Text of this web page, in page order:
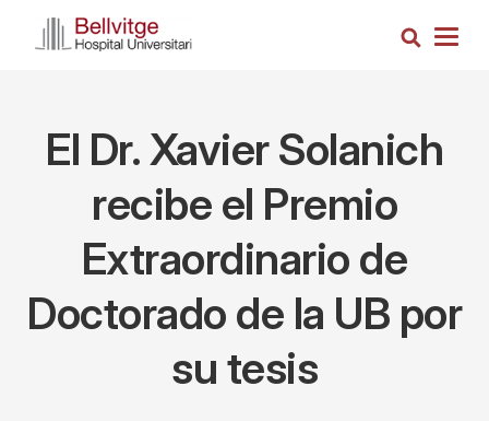
Busca
El Dr. Xavier Solanich
recibe el Premio
Extraordinario de
Doctorado de la UB por
su tesis